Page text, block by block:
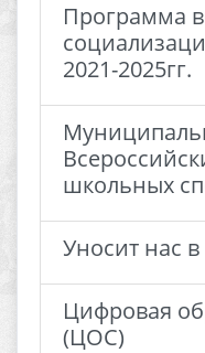
Программа
2021-2025гг.
школьных
Уносит нас
Цифровая
(ЦОС)